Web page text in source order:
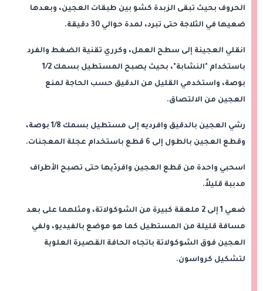
الحروف بحيث تبقى الزبدة كشو بين طبقات العجين، وبعدها
ضعيها في الثلاجة حتى تبرد، لمدة حوالي 30 دقيقة.
انقلي العجينة إلى سطح العمل، وكرري تقنية الضغط والفرد
باستخدام "النشابة"، بحيث يصبح المستطيل بسمك 1/2
بوصة، واستخدمي القليل من الدقيق حسب الحاجة لمنع
العجين من الالتصاق.
رشي العجين بالدقيق وافرديه إلى مستطيل بسمك 1/8 بوصة،
وقطع العجين بالطول إلى 6 قطع باستخدام عجلة المعجنات.
اسحبي واحدة من قطع العجين وافردّيها حتى تصبح الأطراف
مدببة قليلاً.
ضعي 1 إلى 2 ملعقة كبيرة من الشوكولاتة، ومثلهما على بعد
مسافة قليلة من المستطيل كما هو موضع بالفيديو، ولفي
العجين فوق الشوكولاتة باتجاه الحافة القصيرة العلوية
لتشكيل كرواسون.